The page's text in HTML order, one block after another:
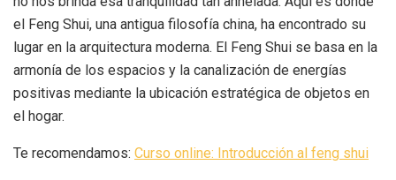
el Feng Shui, una antigua filosofía china, ha encontrado su
lugar en la arquitectura moderna. El Feng Shui se basa en la
armonía de los espacios y la canalización de energías
positivas mediante la ubicación estratégica de objetos en
el hogar.
Te recomendamos: Curso online: Introducción al feng shui